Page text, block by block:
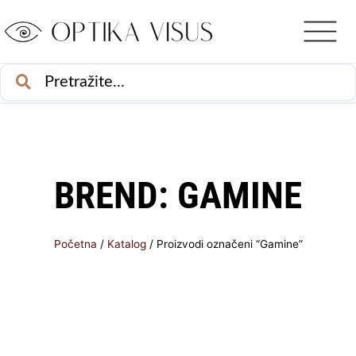
to
content
BREND: GAMINE
Početna / Katalog/ Proizvodi označeni “Gamine”